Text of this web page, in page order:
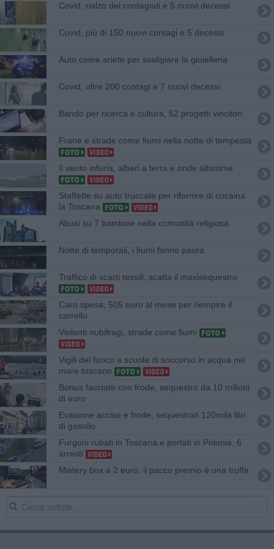
Covid, rialzo dei contagiati e 5 nuovi decessi
Covid, più di 150 nuovi contagi e 5 decessi
Auto come ariete per svaligiare la gioielleria
Covid, oltre 200 contagi e 7 nuovi decessi
Bando per ricerca e cultura, 52 progetti vincitori
Frane e strade come fiumi nella notte di tempesta
Il vento infuria, alberi a terra e onde altissime
Staffette su auto truccate per rifornire di cocaina
la Toscana
Abusi su 7 bambine nella comunità religiosa
Notte di temporali, i fiumi fanno paura
Traffico di scarti tessili, scatta il maxisequestro
Caro spesa, 505 euro al mese per riempire il
carrello
Violenti nubifragi, strade come fiumi
Vigili del fuoco a scuola di soccorso in acqua nel
mare toscano
Bonus facciate con frode, sequestro da 10 milioni
di euro
Evasione accise e frode, sequestrati 120mila litri
di gasolio
Furgoni rubati in Toscana e portati in Polonia, 6
arresti
Mistery box a 2 euro, il pacco premio è una truffa